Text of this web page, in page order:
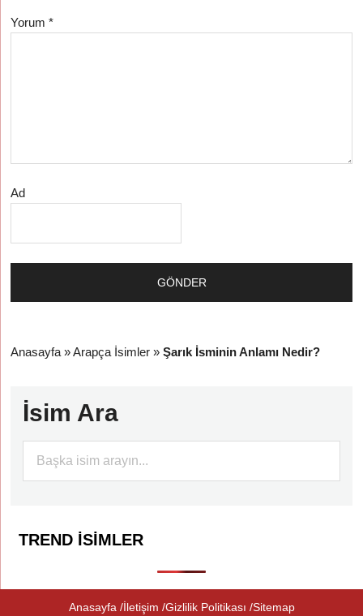
Yorum*
Ad
Anasayfa »Arapça İsimler »Şarık İsminin Anlamı Nedir?
İsim Ara
TREND İSIMLER
Anasayfa İletişim Gizlilik Politikası Sitemap